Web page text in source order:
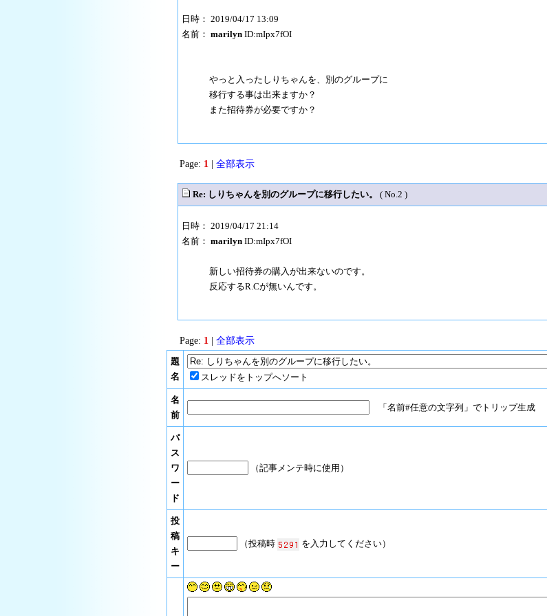
日時： 2019/04/17 13:09
名前： marilyn ID:mIpx7fOI
やっと入ったしりちゃんを、別のグループに
移行する事は出来ますか？
また招待券が必要ですか？
Page: 1 | 全部表示
Re: しりちゃんを別のグループに移行したい。 ( No.2 )
日時： 2019/04/17 21:14
名前： marilyn ID:mIpx7fOI
新しい招待券の購入が出来ないのです。
反応するR.Cが無いんです。
Page: 1 | 全部表示
題
名
スレッドをトップへソート
名
前
「名前#任意の文字列」でトリップ生成
パ
ス
ワ
ー
ド
（記事メンテ時に使用）
投
稿
キ
ー
（投稿時 を入力してください）